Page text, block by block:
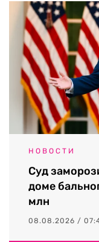
НОВОСТИ
Суд
доме
млн
08.08.2026 /